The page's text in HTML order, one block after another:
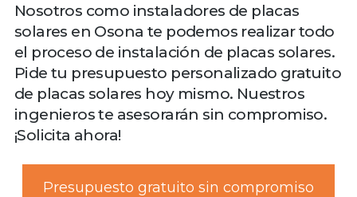
Nosotros como instaladores de placas
solares en Osona te podemos realizar todo
el proceso de instalación de placas solares.
Pide tu presupuesto personalizado gratuito
de placas solares hoy mismo. Nuestros
ingenieros te asesorarán sin compromiso.
¡Solicita ahora!
Presupuesto gratuito sin compromiso